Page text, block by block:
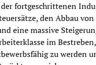
fortgeschrittenen
den Abbau von
eine massive
im Bestreben,
zu werden